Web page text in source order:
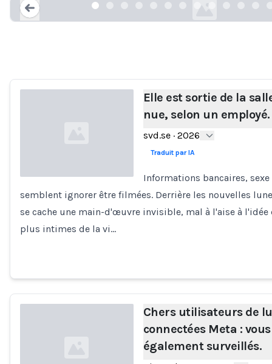
Elle est sortie de la
nue, selon un employé.
svd.se· 2026
Traduit par IA
Informations bancaires,
semblent ignorer être filmées. Derrière les nouvelles
se cache une main-d'œuvre invisible, mal à l'aise à l'idée
plus intimes de la vi…
Chers utilisateurs de
connectées Meta :
également surveillés.